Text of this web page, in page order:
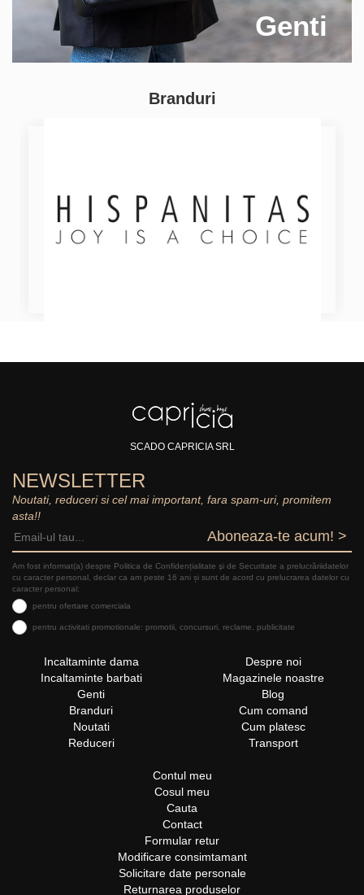
Genti
Branduri
SCADO CAPRICIA SRL
NEWSLETTER
Noutati, reduceri si cel mai important, fara spam-uri, promitem
asta!!
Aboneaza-te acum! >
Am fost informat(a) despre Politica de Confidențialitate şi de Securitate a prelucrăriidatelor
cu caracter personal, declar ca am peste 16 ani și sunt de acord cu prelucrarea datelor cu
caracter personal:
pentru ofertare comerciala
pentru activitati promotionale: promotii, concursuri, reclame, publicitate
Incaltaminte dama
Incaltaminte barbati
Genti
Branduri
Noutati
Reduceri
Despre noi
Magazinele noastre
Blog
Cum comand
Cum platesc
Transport
Contul meu
Cosul meu
Cauta
Contact
Formular retur
Modificare consimtamant
Solicitare date personale
Returnarea produselor